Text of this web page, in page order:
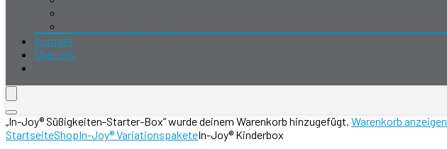
Kontakt
Über uns
„In-Joy® Süßigkeiten-Starter-Box“ wurde deinem Warenkorb hinzugefügt. Warenkorb anzeigen
StartseiteShopIn-Joy® VariationspaketeIn-Joy® Kinderbox